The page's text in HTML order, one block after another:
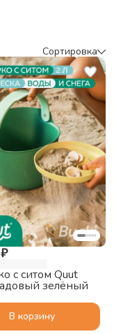
Сортировка
с ситом Quut
зелёный
В корзину